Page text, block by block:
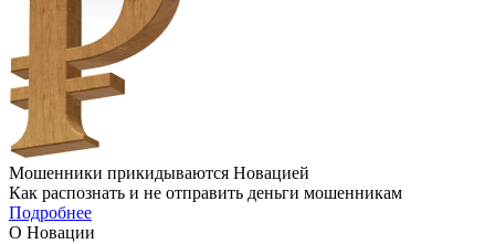
Мошенники прикидываются Новацией
Как распознать и не отправить деньги мошенникам
Подробнее
О Новации